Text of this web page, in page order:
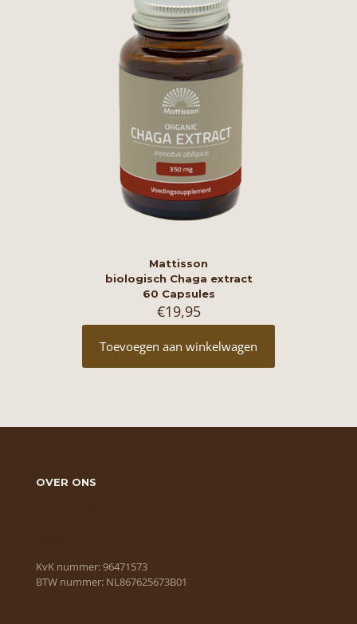
Mattisson
biologisch Chaga extract
60 Capsules
€19,95
Toevoegen aan winkelwagen
OVER ONS
KvK nummer: 96471573
BTW nummer: NL867625673B01